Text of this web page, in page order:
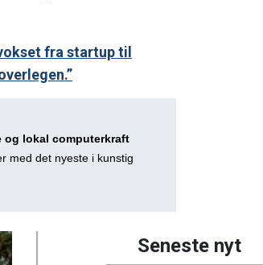
fra startup til
og lokal computerkraft
med det nyeste i kunstig
Seneste nyt